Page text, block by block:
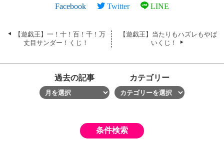
Facebook Twitter LINE
【遊戯王】一！十！百！千！万
丈目サンダー！くじ！
【遊戯王】当たりもハズレもやば
いくじ！
過去の記事 カテゴリー